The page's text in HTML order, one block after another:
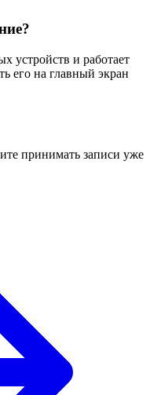
устройств и работает
его на главный экран
принимать записи уже